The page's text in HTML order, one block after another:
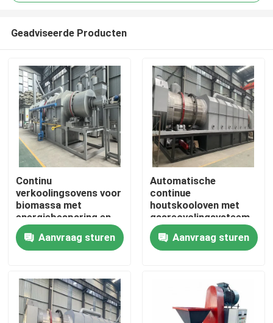
Thuis
Producten
VR-show
Over ons
Fabrieksreis
Geadviseerde Producten
Continu
verkoolingsovens voor
biomassa met
energiebesparing en
hoge
verkoolingskwaliteit
Aanvraag sturen
Automatische
continue
houtskooloven met
gasrecyclingsysteem
Aanvraag sturen